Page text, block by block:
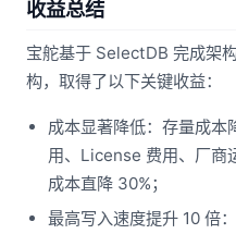
收益总结
宝舵基于 SelectDB 完成架
构，取得了以下关键收益：
成本显著降低：存量成本
用、License 费用、厂商
成本直降 30%；
最高写入速度提升 10 倍